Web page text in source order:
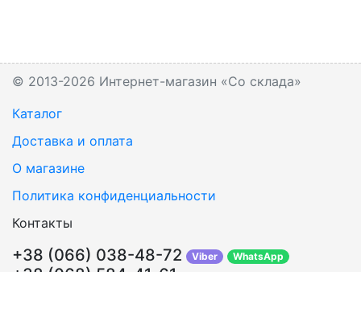
© 2013-2026 Интернет-магазин «Со склада»
Каталог
Доставка и оплата
О магазине
Политика конфиденциальности
Контакты
+38 (066) 038-48-72 Viber WhatsApp
+38 (068) 584-41-61